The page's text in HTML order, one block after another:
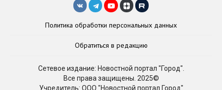
Политика обработки персональных данных
Обратиться в редакцию
Сетевое издание: Новостной портал "Город".
Все права защищены. 2025©
Учредитель: ООО "Новостной портал Город"